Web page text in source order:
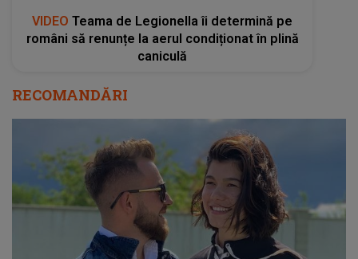
VIDEO Teama de Legionella îi determină pe
români să renunțe la aerul condiționat în plină
caniculă
RECOMANDĂRI